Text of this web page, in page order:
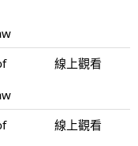
線上觀看
線上觀看